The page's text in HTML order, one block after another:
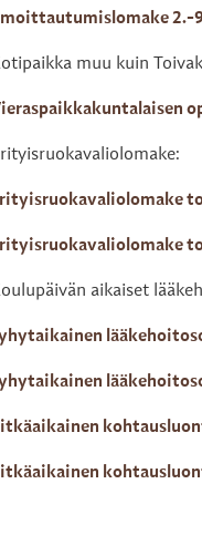
2.-
muu kuin
aikaiset